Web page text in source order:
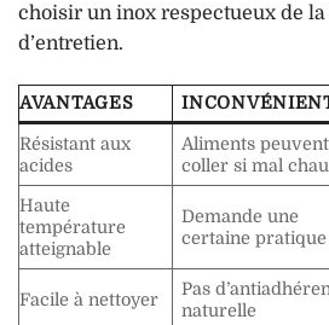
choisir un inox respectueux de la
d’entretien.
AVANTAGES
Résistant aux
acides
Aliments peuvent
coller si mal
Haute
température
atteignable
Demande une
certaine pratique
Facile à nettoyer
Pas
naturelle